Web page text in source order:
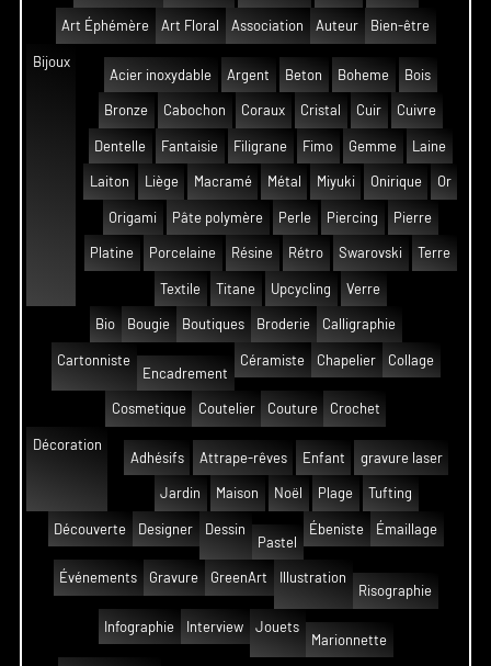
Art Éphémère Art Floral Association Auteur Bien-être
Bijoux
Acier inoxydable
Argent Beton Boheme Bois
Bronze Cabochon Coraux Cristal Cuir Cuivre
Dentelle Fantaisie Filigrane Fimo Gemme Laine
Laiton Liège Macramé Métal Miyuki Onirique Or
Origami Pâte polymère Perle Piercing Pierre
Platine Porcelaine Résine Rétro Swarovski Terre
Textile Titane Upcycling Verre
Bio Bougie Boutiques Broderie Calligraphie
Cartonniste
Encadrement
Céramiste Chapelier Collage
Cosmetique Coutelier Couture Crochet
Décoration
Adhésifs
Attrape-rêves Enfant gravure laser
Jardin Maison Noël Plage Tufting
Découverte Designer
Dessin
Pastel
Ébeniste Émaillage
Événements Gravure GreenArt
Illustration
Risographie
Infographie Interview
Jouets
Marionnette